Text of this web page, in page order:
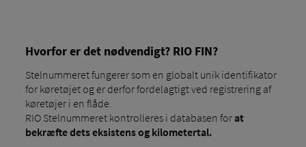
Hvorfor er det nødvendigt? RIO FIN?
Stelnummeret fungerer som en globalt unik identifikator
for køretøjet og er derfor fordelagtigt ved registrering af
køretøjer i en flåde.
RIO Stelnummeret kontrolleres i databasen forat
bekræfte dets eksistens og kilometertal.